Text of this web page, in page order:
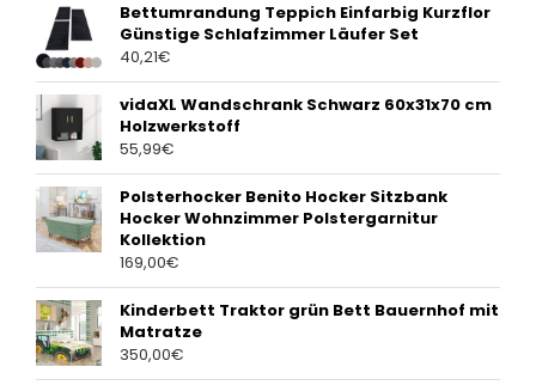
Bettumrandung Teppich Einfarbig Kurzflor
Günstige Schlafzimmer Läufer Set
40,21€
vidaXL Wandschrank Schwarz 60x31x70 cm
Holzwerkstoff
55,99€
Polsterhocker Benito Hocker Sitzbank
Hocker Wohnzimmer Polstergarnitur
Kollektion
169,00€
Kinderbett Traktor grün Bett Bauernhof mit
Matratze
350,00€